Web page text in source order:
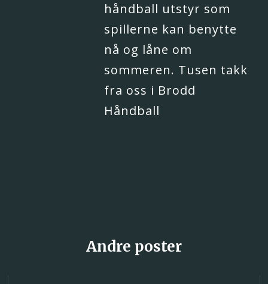
håndball utstyr som
spillerne kan benytte
nå og låne om
sommeren. Tusen takk
fra oss i Brodd
Håndball
Andre poster